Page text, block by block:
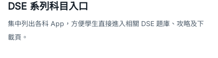
DSE 系列科目入口
集中列出各科 App，方便學生直接進入相關 DSE 題庫、攻略及下
載頁。